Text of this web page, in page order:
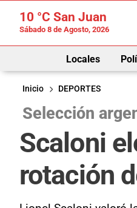
10 °C San Juan
Sábado 8 de Agosto, 2026
Locales
Inicio
DEPORTES
Selección
Scaloni
rotación